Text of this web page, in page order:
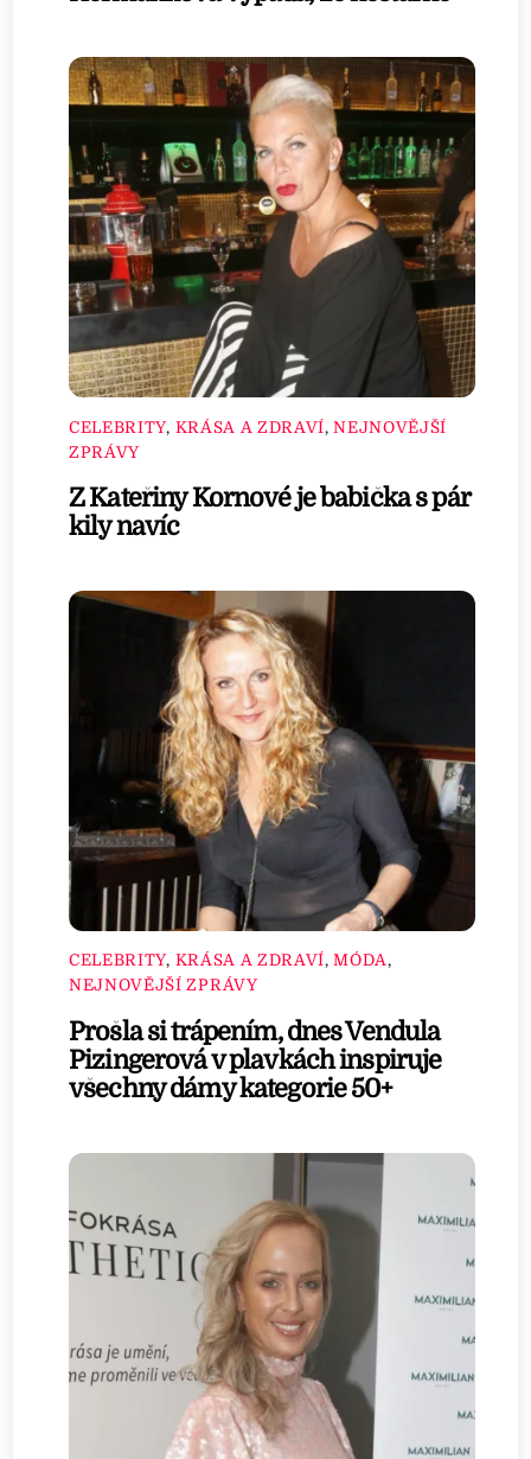
CELEBRITY, KRÁSA A ZDRAVÍ,NEJNOVĚJŠÍ
ZPRÁVY
Z Kateřiny Kornové je babička s pár
kily navíc
CELEBRITY, KRÁSA A ZDRAVÍ,MÓDA,
NEJNOVĚJŠÍ ZPRÁVY
Prošla si trápením, dnes Vendula
Pizingerová v plavkách inspiruje
všechny dámy kategorie 50+